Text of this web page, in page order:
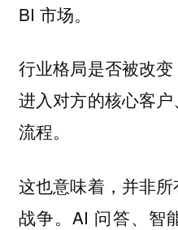
BI 市场。
行业格局是否被改
进入对方的核心客
流程。
这也意味着，并非
战争。AI 问答、智